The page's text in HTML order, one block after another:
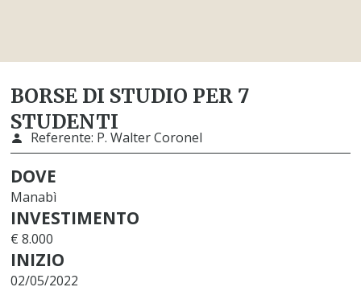
BORSE DI STUDIO PER 7
STUDENTI
Referente: P. Walter Coronel
DOVE
Manabì
INVESTIMENTO
€ 8.000
INIZIO
02/05/2022